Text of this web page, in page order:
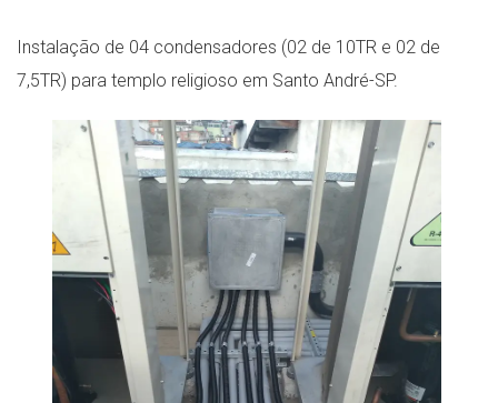
Instalação de 04 condensadores (02 de 10TR e 02 de
7,5TR) para templo religioso em Santo André-SP.